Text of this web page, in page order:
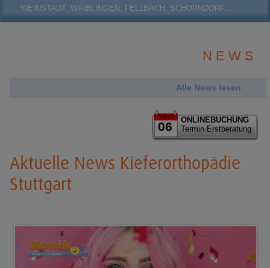
WEINSTADT, WAIBLINGEN, FELLBACH, SCHORNDORF...
N E W S
Alle News lesen
August
06
ONLINEBUCHUNG
Termin Erstberatung
Aktuelle News Kieferorthopädie
Stuttgart